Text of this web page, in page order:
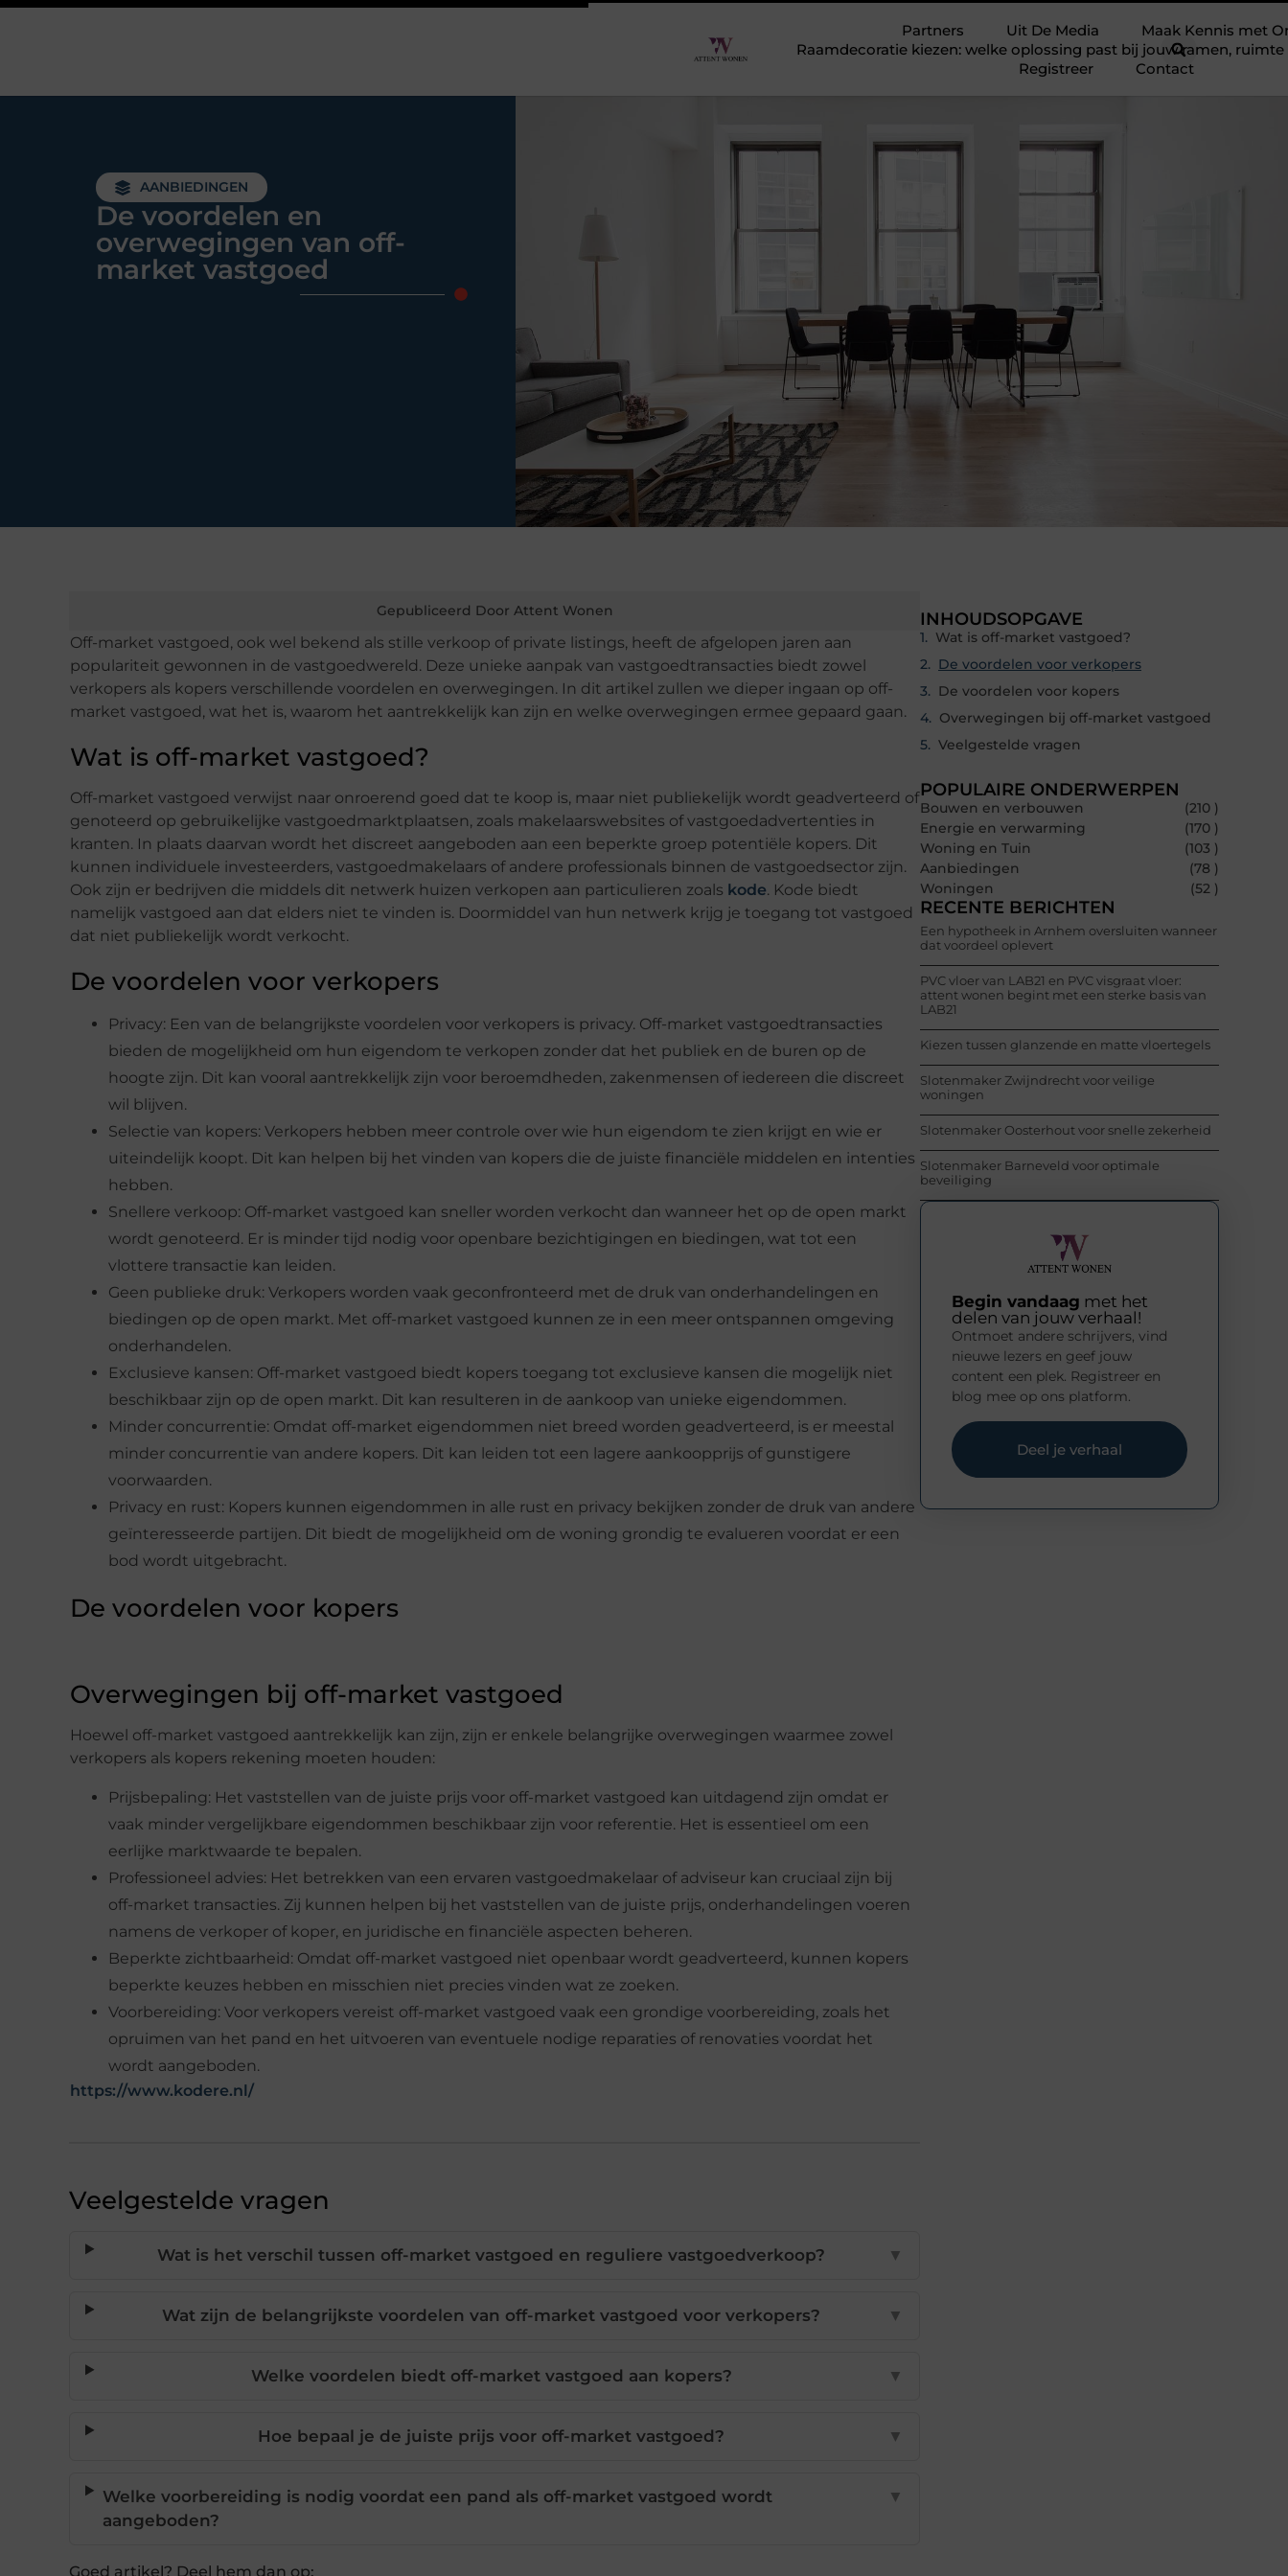
Partners Uit De Media
Maak Kennis met
Raamdecoratie kiezen: welke oplossing past bij jouw ramen,
Registreer
Contact
AANBIEDINGEN
De voordelen en
overwegingen van off-
market vastgoed
Gepubliceerd Door Attent Wonen
Off-market vastgoed, ook wel bekend als stille verkoop of private listings, heeft de afgelopen jaren aan
populariteit gewonnen in de vastgoedwereld. Deze unieke aanpak van vastgoedtransacties biedt zowel
verkopers als kopers verschillende voordelen en overwegingen. In dit artikel zullen we dieper ingaan op off-
market vastgoed, wat het is, waarom het aantrekkelijk kan zijn en welke overwegingen ermee gepaard gaan.
Wat is off-market vastgoed?
Off-market vastgoed verwijst naar onroerend goed dat te koop is, maar niet publiekelijk wordt geadverteerd of
genoteerd op gebruikelijke vastgoedmarktplaatsen, zoals makelaarswebsites of vastgoedadvertenties in
kranten. In plaats daarvan wordt het discreet aangeboden aan een beperkte groep potentiële kopers. Dit
kunnen individuele investeerders, vastgoedmakelaars of andere professionals binnen de vastgoedsector zijn.
Ook zijn er bedrijven die middels dit netwerk huizen verkopen aan particulieren zoals kode. Kode biedt
namelijk vastgoed aan dat elders niet te vinden is. Doormiddel van hun netwerk krijg je toegang tot vastgoed
dat niet publiekelijk wordt verkocht.
De voordelen voor verkopers
Privacy: Een van de belangrijkste voordelen voor verkopers is privacy. Off-market vastgoedtransacties
bieden de mogelijkheid om hun eigendom te verkopen zonder dat het publiek en de buren op de
hoogte zijn. Dit kan vooral aantrekkelijk zijn voor beroemdheden, zakenmensen of iedereen die discreet
wil blijven.
Selectie van kopers: Verkopers hebben meer controle over wie hun eigendom te zien krijgt en wie er
uiteindelijk koopt. Dit kan helpen bij het vinden van kopers die de juiste financiële middelen en intenties
hebben.
Snellere verkoop: Off-market vastgoed kan sneller worden verkocht dan wanneer het op de open markt
wordt genoteerd. Er is minder tijd nodig voor openbare bezichtigingen en biedingen, wat tot een
vlottere transactie kan leiden.
Geen publieke druk: Verkopers worden vaak geconfronteerd met de druk van onderhandelingen en
biedingen op de open markt. Met off-market vastgoed kunnen ze in een meer ontspannen omgeving
onderhandelen.
Exclusieve kansen: Off-market vastgoed biedt kopers toegang tot exclusieve kansen die mogelijk niet
beschikbaar zijn op de open markt. Dit kan resulteren in de aankoop van unieke eigendommen.
Minder concurrentie: Omdat off-market eigendommen niet breed worden geadverteerd, is er meestal
minder concurrentie van andere kopers. Dit kan leiden tot een lagere aankoopprijs of gunstigere
voorwaarden.
Privacy en rust: Kopers kunnen eigendommen in alle rust en privacy bekijken zonder de druk van andere
geïnteresseerde partijen. Dit biedt de mogelijkheid om de woning grondig te evalueren voordat er een
bod wordt uitgebracht.
De voordelen voor kopers
Overwegingen bij off-market vastgoed
Hoewel off-market vastgoed aantrekkelijk kan zijn, zijn er enkele belangrijke overwegingen waarmee zowel
verkopers als kopers rekening moeten houden:
Prijsbepaling: Het vaststellen van de juiste prijs voor off-market vastgoed kan uitdagend zijn omdat er
vaak minder vergelijkbare eigendommen beschikbaar zijn voor referentie. Het is essentieel om een
eerlijke marktwaarde te bepalen.
Professioneel advies: Het betrekken van een ervaren vastgoedmakelaar of adviseur kan cruciaal zijn bij
off-market transacties. Zij kunnen helpen bij het vaststellen van de juiste prijs, onderhandelingen voeren
namens de verkoper of koper, en juridische en financiële aspecten beheren.
Beperkte zichtbaarheid: Omdat off-market vastgoed niet openbaar wordt geadverteerd, kunnen kopers
beperkte keuzes hebben en misschien niet precies vinden wat ze zoeken.
Voorbereiding: Voor verkopers vereist off-market vastgoed vaak een grondige voorbereiding, zoals het
opruimen van het pand en het uitvoeren van eventuele nodige reparaties of renovaties voordat het
wordt aangeboden.
https://www.kodere.nl/
Veelgestelde vragen
Wat is het verschil tussen off-market vastgoed en reguliere vastgoedverkoop? ▼
Wat zijn de belangrijkste voordelen van off-market vastgoed voor verkopers? ▼
Welke voordelen biedt off-market vastgoed aan kopers? ▼
Hoe bepaal je de juiste prijs voor off-market vastgoed? ▼
Welke voorbereiding is nodig voordat een pand als off-market vastgoed wordt
aangeboden?
▼
Goed artikel? Deel hem dan op:
INHOUDSOPGAVE
Wat is off-market vastgoed?
De voordelen voor verkopers
De voordelen voor kopers
Overwegingen bij off-market vastgoed
Veelgestelde vragen
POPULAIRE ONDERWERPEN
Bouwen en verbouwen
(210 )
Energie en verwarming
(170 )
Woning en Tuin
(103 )
Aanbiedingen
(78 )
Woningen
(52 )
RECENTE BERICHTEN
Een hypotheek in Arnhem oversluiten wanneer
dat voordeel oplevert
PVC vloer van LAB21 en PVC visgraat vloer:
attent wonen begint met een sterke basis van
LAB21
Kiezen tussen glanzende en matte vloertegels
Slotenmaker Zwijndrecht voor veilige
woningen
Slotenmaker Oosterhout voor snelle zekerheid
Slotenmaker Barneveld voor optimale
beveiliging
Begin vandaag met het
delen van jouw verhaal!
Ontmoet andere schrijvers, vind
nieuwe lezers en geef jouw
content een plek. Registreer en
blog mee op ons platform.
Deel je verhaal